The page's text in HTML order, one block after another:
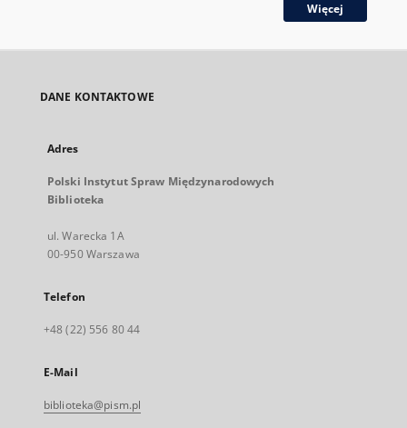
Więcej
DANE KONTAKTOWE
Adres
Polski Instytut Spraw Międzynarodowych
Biblioteka
ul. Warecka 1A
00-950 Warszawa
Telefon
+48 (22) 556 80 44
E-Mail
biblioteka@pism.pl